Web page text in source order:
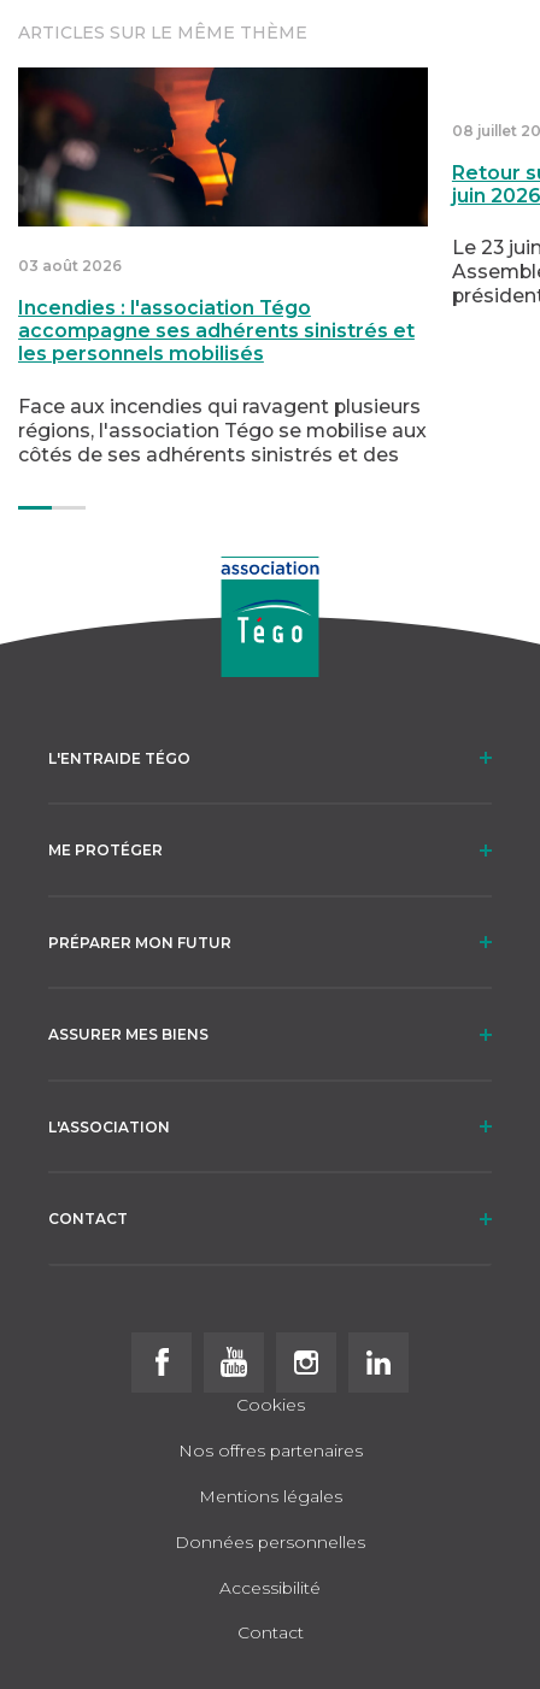
ARTICLES SUR LE MÊME THÈME
Incendies : l'association Tégo accompagne ses
03 août 2026
Incendies : l'association Tégo
accompagne ses adhérents sinistrés et
les personnels mobilisés
Face aux incendies qui ravagent plusieurs
régions, l'association Tégo se mobilise aux
côtés de ses adhérents sinistrés et des
le feu. Soutien psychologique,
financière : trois dispositifs sont mis à leur
08 juillet
Retour
juin 2026
Le 23
L'ENTRAIDE TÉGO
ME PROTÉGER
PRÉPARER MON FUTUR
ASSURER MES BIENS
L'ASSOCIATION
CONTACT
Cookies
Nos offres partenaires
Mentions légales
Données personnelles
Accessibilité
Contact
Follow us on Facebook
Follow us on Youtube
Follow us on Instagram
Follow us on